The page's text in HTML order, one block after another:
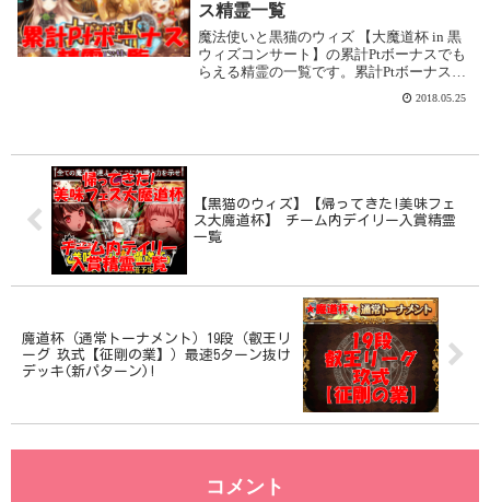
ス精霊一覧
魔法使いと黒猫のウィズ 【大魔道杯 in 黒
ウィズコンサート】の累計Ptボーナスでも
らえる精霊の一覧です。累計Ptボーナス報
酬精霊45,000Pt報酬精霊マジカル鉄琴 リピ
ュア・アラト(L)※※配布精霊は「マジカル
2018.05.25
【黒猫のウィズ】【帰ってきた!美味フェ
ス大魔道杯】 チーム内デイリー入賞精霊
一覧
魔道杯（通常トーナメント）19段（叡王リ
ーグ 玖式【征剛の業】）最速5ターン抜け
デッキ(新パターン)!
コメント